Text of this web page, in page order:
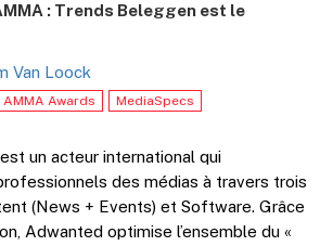
: Trends Beleggen est le
Van Loock
AMMA Awards
MediaSpecs
un acteur international qui
des médias à travers trois
(News + Events) et Software. Grâce
Adwanted optimise l’ensemble du «